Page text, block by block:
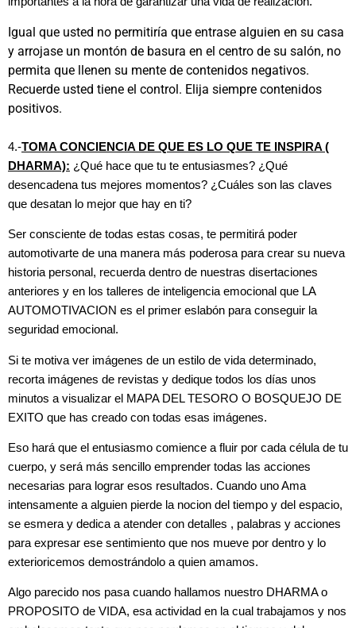
Igual que usted no permitiría que entrase alguien en su casa
y arrojase un montón de basura en el centro de su salón, no
permita que llenen su mente de contenidos negativos.
Recuerde usted tiene el control. Elija siempre contenidos
positivos.
4.-TOMA CONCIENCIA DE QUE ES LO QUE TE INSPIRA (
DHARMA): ¿Qué hace que tu te entusiasmes? ¿Qué
desencadena tus mejores momentos? ¿Cuáles son las claves
que desatan lo mejor que hay en ti?
Ser consciente de todas estas cosas, te permitirá poder
automotivarte de una manera más poderosa para crear su nueva
historia personal, recuerda dentro de nuestras disertaciones
anteriores y en los talleres de inteligencia emocional que LA
AUTOMOTIVACION es el primer eslabón para conseguir la
seguridad emocional.
Si te motiva ver imágenes de un estilo de vida determinado,
recorta imágenes de revistas y dedique todos los días unos
minutos a visualizar el MAPA DEL TESORO O BOSQUEJO DE
EXITO que has creado con todas esas imágenes.
Eso hará que el entusiasmo comience a fluir por cada célula de tu
cuerpo, y será más sencillo emprender todas las acciones
necesarias para lograr esos resultados. Cuando uno Ama
intensamente a alguien pierde la nocion del tiempo y del espacio,
se esmera y dedica a atender con detalles , palabras y acciones
para expresar ese sentimiento que nos mueve por dentro y lo
exterioricemos demostrándolo a quien amamos.
Algo parecido nos pasa cuando hallamos nuestro DHARMA o
PROPOSITO de VIDA, esa actividad en la cual trabajamos y nos